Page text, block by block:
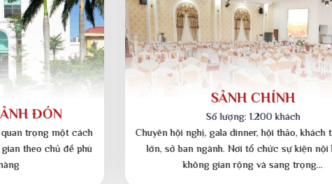
Phòng tiệc của
Hệ thống phòng tiệc sang trọng đầy đủ tiện nghi, không gian riêng